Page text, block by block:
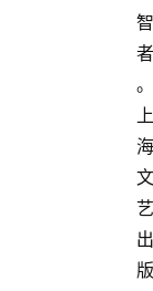
智
者
。
上
海
文
艺
出
版